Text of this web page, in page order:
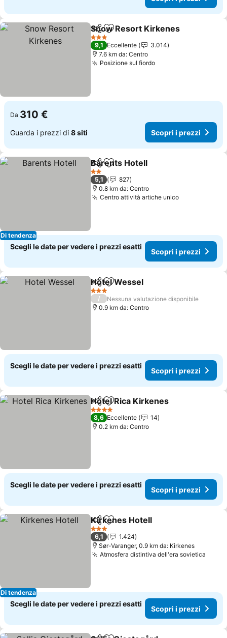
CondividiAggiungi ai preferiti
Snow Resort Kirkenes
3 Stelle
9,1 Eccellente
3.014
7.6 km da: Centro
Posizione sul fiordoScopri i prezzi
Da 310 €
Guarda i prezzi di 8 siti Scopri i prezzi
Di tendenza
CondividiAggiungi ai preferiti
Barents Hotell
2 Stelle
5,1
827
0.8 km da: Centro
Centro attività artiche unicoScopri i
Scegli le date per vedere i prezzi esatti
Scopri i prezzi
CondividiAggiungi ai preferiti
Hotel Wessel
3 Stelle
/
Nessuna valutazione disponibile
0.9 km da: Centro
Scegli le date per vedere i prezzi esatti
Scopri i prezzi
CondividiAggiungi ai preferiti
Hotel Rica Kirkenes
4 Stelle
8,6 Eccellente
14
0.2 km da: Centro
Scegli le date per vedere i prezzi esatti
Scopri i prezzi
Di tendenza
CondividiAggiungi ai preferiti
Kirkenes Hotell
3 Stelle
6,1
1.424
Sør-Varanger, 0.9 km da: Kirkenes
Atmosfera distintiva dell'era sovietica
Scegli le date per vedere i prezzi esatti
Scopri i prezzi